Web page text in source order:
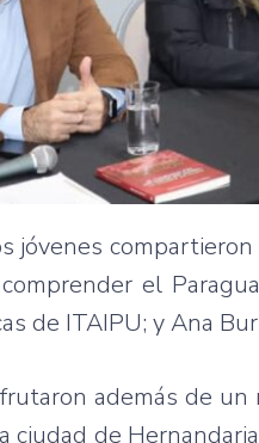
jóvenes
el
de ITAIPU; y Ana
además de
ciudad de